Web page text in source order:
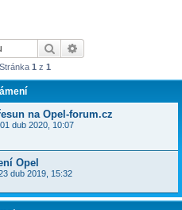
Hledat
1 z 1
na Opel-forum.cz
01 dub 2020, 10:07
Opel
dub 2019, 15:32